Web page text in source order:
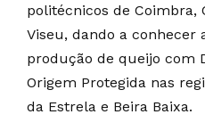
politécnicos de Coimbra,
Viseu, dando a conhecer
produção de queijo com
Origem Protegida nas
da Estrela e Beira Baixa.